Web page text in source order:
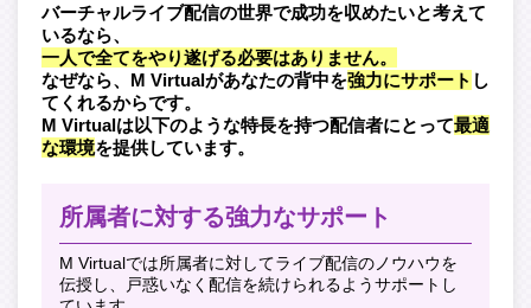
バーチャルライブ配信の世界で成功を収めたいと考えて
いるなら、
一人で全てをやり遂げる必要はありません。
なぜなら、M Virtualがあなたの背中を強力にサポート し
てくれるからです。
M Virtualは以下のような特長を持つ配信者にとって最適
な環境を提供しています。
所属者に対する強力なサポート
M Virtualでは所属者に対してライブ配信のノウハウを
伝授し、戸惑いなく配信を続けられるようサポートし